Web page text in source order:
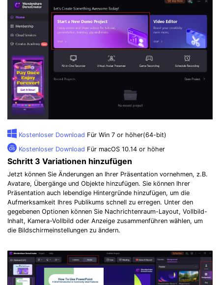
Kostenloser Download Für Win 7 or höher(64-bit)
Kostenloser Download Für macOS 10.14 or höher
Schritt 3 Variationen hinzufügen
Jetzt können Sie Änderungen an Ihrer Präsentation vornehmen, z.B.
Avatare, Übergänge und Objekte hinzufügen. Sie können Ihrer
Präsentation auch lebendige Hintergründe hinzufügen, um die
Aufmerksamkeit Ihres Publikums schnell zu erregen. Unter den
gegebenen Optionen können Sie Nachrichtenraum-Layout, Vollbild-
Inhalt, Kamera-Vollbild oder Anzeige zusammenführen wählen, um
die Bildschirmeinstellungen zu ändern.